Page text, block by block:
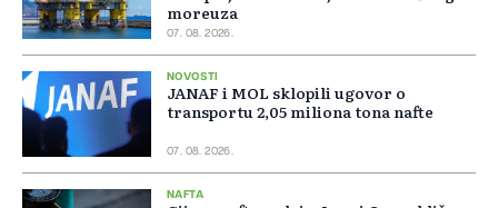
moreuza
07. 08. 2026.
NOVOSTI
JANAF i MOL sklopili ugovor o
transportu 2,05 miliona tona nafte
07. 08. 2026.
NAFTA